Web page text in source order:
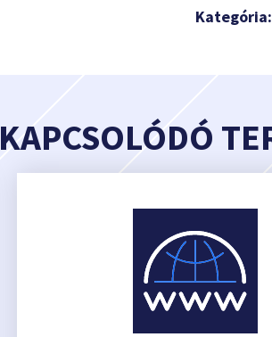
Kategória:
KAPCSOLÓDÓ